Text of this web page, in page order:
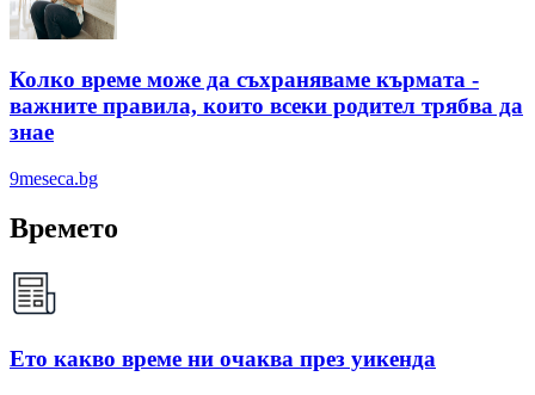
Колко време може да съхраняваме кърмата -
важните правила, които всеки родител трябва да
знае
9meseca.bg
Времето
Ето какво време ни очаква през уикенда